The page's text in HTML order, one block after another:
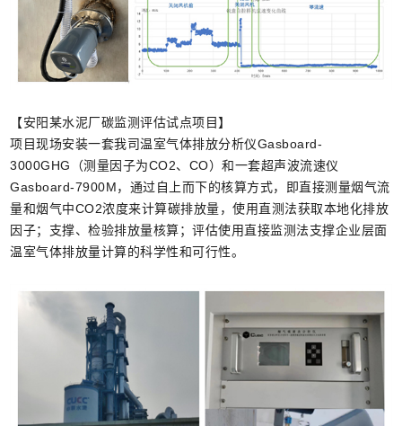
【安阳某水泥厂碳监测评估试点项目】
项目现场安装一套我司温室气体排放分析仪Gasboard-
3000GHG（测量因子为CO2、CO）和一套超声波流速仪
Gasboard-7900M，通过自上而下的核算方式，即直接测量烟气流
量和烟气中CO2浓度来计算碳排放量，使用直测法获取本地化排放
因子；支撑、检验排放量核算；评估使用直接监测法支撑企业层面
温室气体排放量计算的科学性和可行性。